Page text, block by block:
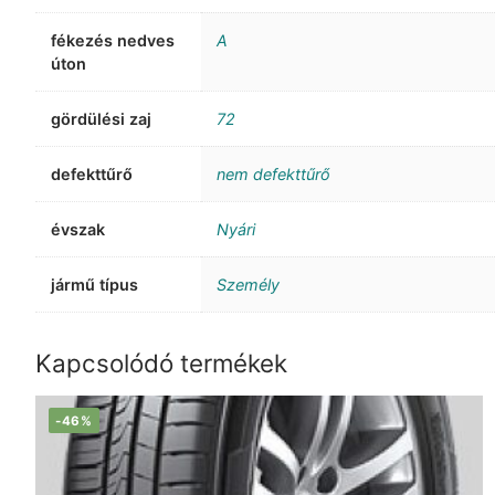
fékezés nedves
úton
A
gördülési zaj 72
defekttűrő nem defekttűrő
évszak Nyári
jármű típus Személy
Kapcsolódó termékek
-46%